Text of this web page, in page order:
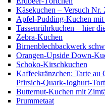
Käsekuchen – Versuch Nr.
Apfel-Pudding-Kuchen mit
Tassenrührkuchen – hier
Zebra-Kuchen
Birnenblechbackwerk
Orangen-Upside Down-
Schoko-Kirschkuchen
Kaffeekränzchen: Tarte au
Pfirsich-Quark-Joghurt-
Butternut-Kuchen mit
Prummetaat